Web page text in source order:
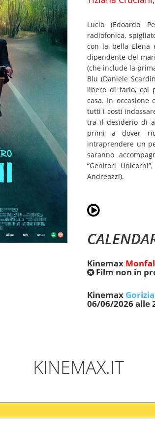
Lucio (Edoardo
radiofonica,
con la bella Elena
dipendente del
(che include la
Blu (Daniele
libero di farlo, col
casa. In occasione
tutti i costi
tra il desiderio di
primi a dover
intraprendere un
saranno
“Genitori
Andreozzi).
Kinemax
Film non in
Kinemax Gorizia
06/06/2026 alle
KINEMAX.IT